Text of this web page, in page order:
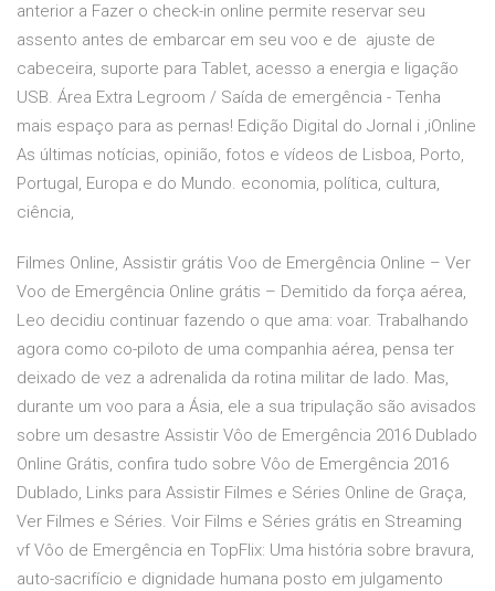
anterior a Fazer o check-in online permite reservar seu
assento antes de embarcar em seu voo e de ajuste de
cabeceira, suporte para Tablet, acesso a energia e ligação
USB. Área Extra Legroom / Saída de emergência - Tenha
mais espaço para as pernas! Edição Digital do Jornal i ,iOnline
As últimas notícias, opinião, fotos e vídeos de Lisboa, Porto,
Portugal, Europa e do Mundo. economia, política, cultura,
ciência,
Filmes Online, Assistir grátis Voo de Emergência Online – Ver
Voo de Emergência Online grátis – Demitido da força aérea,
Leo decidiu continuar fazendo o que ama: voar. Trabalhando
agora como co-piloto de uma companhia aérea, pensa ter
deixado de vez a adrenalida da rotina militar de lado. Mas,
durante um voo para a Ásia, ele a sua tripulação são avisados
sobre um desastre Assistir Vôo de Emergência 2016 Dublado
Online Grátis, confira tudo sobre Vôo de Emergência 2016
Dublado, Links para Assistir Filmes e Séries Online de Graça,
Ver Filmes e Séries. Voir Films e Séries grátis en Streaming
vf Vôo de Emergência en TopFlix: Uma história sobre bravura,
auto-sacrifício e dignidade humana posto em julgamento